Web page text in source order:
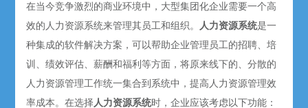
在当今竞争激烈的商业环境中，大型集团化企业需要一个高
效的人力资源系统来管理其员工和组织。 人力资源系统是一
种集成的软件解决方案，可以帮助企业管理员工的招聘、培
训、绩效评估、薪酬和福利等方面，将原来线下的、分散的
人力资源管理工作统一集合到系统中，提高人力资源管理效
率成本。在选择人力资源系统时，企业应该考虑以下功能：